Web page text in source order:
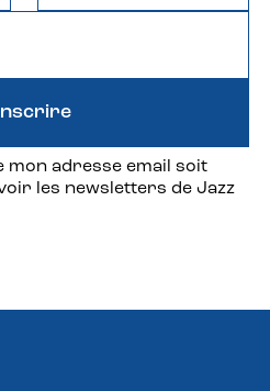
mon adresse email soit
les newsletters de Jazz